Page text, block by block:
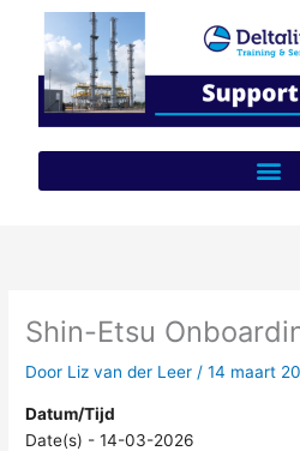
inhoud
Shin-Etsu
Door Liz van der Leer /14 maart
Datum/Tijd
Date(s) - 14-03-2026